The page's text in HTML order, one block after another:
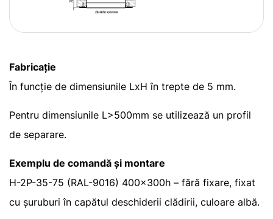
Fabricație
În funcție de dimensiunile LxH în trepte de 5 mm.
Pentru dimensiunile L>500mm se utilizează un profil
de separare.
Exemplu de comandă și montare
H-2P-35-75 (RAL-9016) 400x300h – fără fixare, fixat
cu șuruburi în capătul deschiderii clădirii, culoare albă.